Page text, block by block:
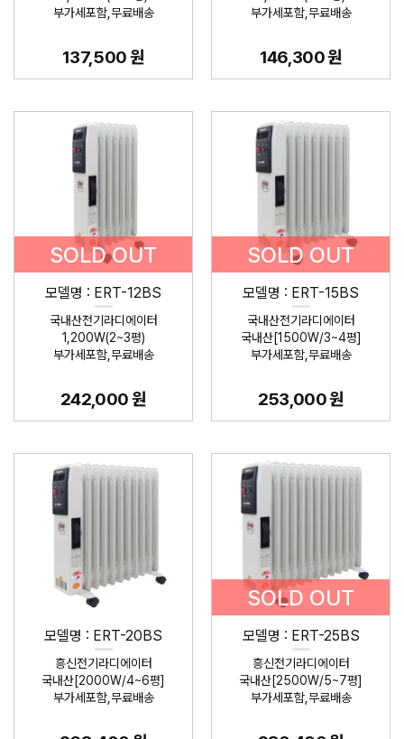
부가세포함,무료배송
137,500 원
부가세포함,무료배송
146,300 원
SOLD OUT
모델명 : ERT-12BS
국내산전기라디에이터
1,200W(2~3평)
부가세포함,무료배송
242,000 원
SOLD OUT
모델명 : ERT-15BS
국내산전기라디에이터
국내산[1500W/3~4평]
부가세포함,무료배송
253,000 원
모델명 : ERT-20BS
흥신전기라디에이터
국내산[2000W/4~6평]
부가세포함,무료배송
SOLD OUT
모델명 : ERT-25BS
흥신전기라디에이터
국내산[2500W/5~7평]
부가세포함,무료배송